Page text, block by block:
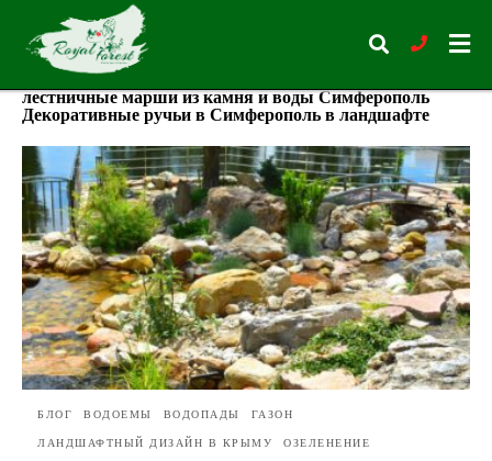
Type
your
search
query
and
hit
enter:
лестничные марши из камня и воды Симферополь
Декоративные ручьи в Симферополь в ландшафте
БЛОГ ВОДОЕМЫ ВОДОПАДЫ ГАЗОН
ЛАНДШАФТНЫЙ ДИЗАЙН В КРЫМУ ОЗЕЛЕНЕНИЕ